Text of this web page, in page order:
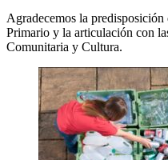
Agradecemos la
Primario y la articulación con
Comunitaria y Cultura.